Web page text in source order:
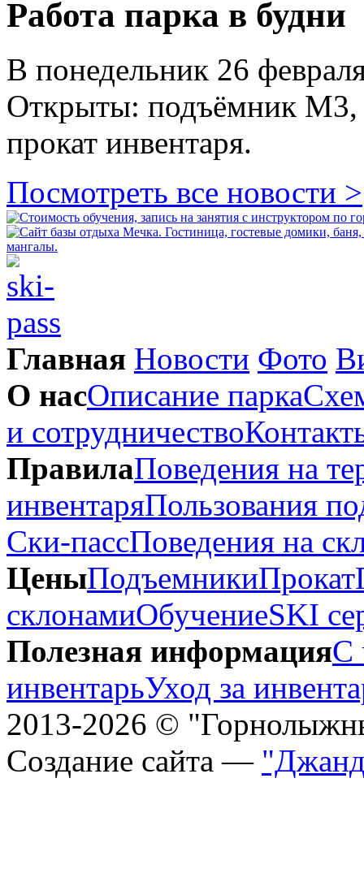
Работа парка в будни
В понедельник 26
Открыты: подъёмник М3,
прокат инвентаря.
Посмотреть все новости >
Главная Новости Фото
О насОписание парка
и сотрудничество
ПравилаПоведения на
инвентаряПользования
Ски-пассПоведения на
ЦеныПодъемникиПрокат
склонамиОбучениеSKI
Полезная информацияС
инвентарьУход за
2013-2026 ©
Создание сайта —